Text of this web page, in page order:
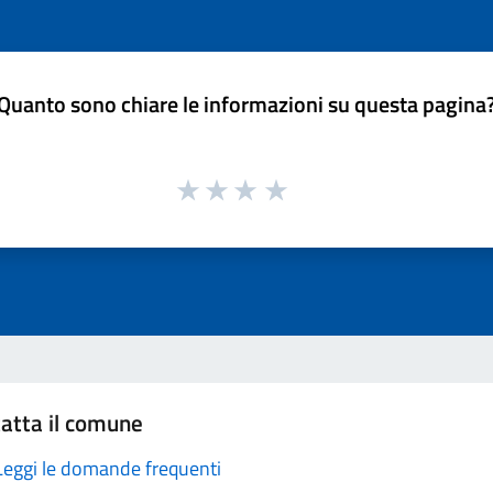
sono chiare le informazioni su questa
il comune
le domande frequenti